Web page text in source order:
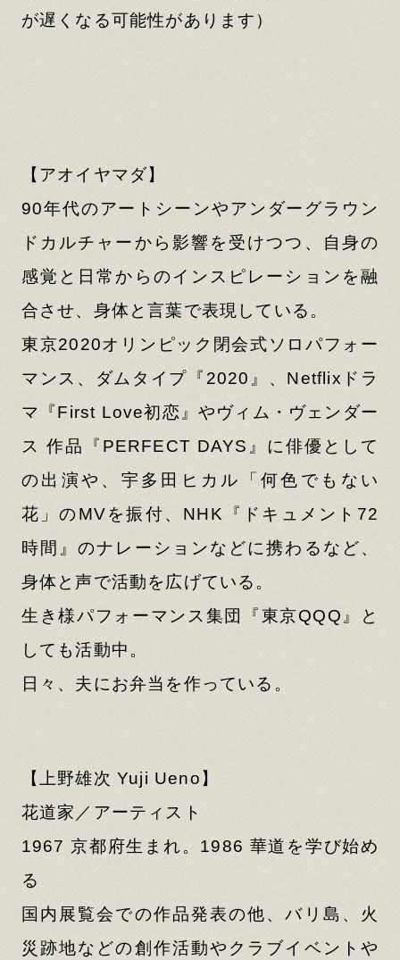
が遅くなる可能性があります）
【アオイヤマダ】
90年代のアートシーンやアンダーグラウン
ドカルチャーから影響を受けつつ、自身の
感覚と日常からのインスピレーションを融
合させ、身体と言葉で表現している。
東京2020オリンピック閉会式ソロパフォー
マンス、ダムタイプ『2020』、Netflixドラ
マ『First Love初恋』やヴィム・ヴェンダー
ス 作品『PERFECT DAYS』に俳優として
の出演や、宇多田ヒカル「何色でもない
花」のMVを振付、NHK『ドキュメント72
時間』のナレーションなどに携わるなど、
身体と声で活動を広げている。
生き様パフォーマンス集団『東京QQQ』と
しても活動中。
日々、夫にお弁当を作っている。
【上野雄次 Yuji Ueno】
花道家／アーティスト
1967 京都府生まれ。1986 華道を学び始め
る
国内展覧会での作品発表の他、バリ島、火
災跡地などの創作活動やクラブイベントや